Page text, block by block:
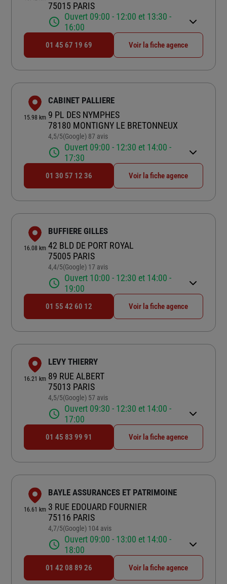
75015 PARIS
Ouvert 09:00 - 12:00 et 13:30 -
16:00
01 45 67 19 69 Voir la fiche agence
15.98 km
CABINET PALLIERE
9 PL DES NYMPHES
78180 MONTIGNY LE BRETONNEUX
4,5/5Note de 4.5 sur 5
(Google) 87 avis
Ouvert 09:00 - 12:30 et 14:00 -
17:30
01 30 57 12 36 Voir la fiche agence
16.08 km
BUFFIERE GILLES
42 BLD DE PORT ROYAL
75005 PARIS
4,4/5Note de 4.4 sur 5
(Google) 17 avis
Ouvert 10:00 - 12:30 et 14:00 -
19:00
01 55 42 60 12 Voir la fiche agence
16.21 km
LEVY THIERRY
89 RUE ALBERT
75013 PARIS
4,5/5Note de 4.5 sur 5
(Google) 57 avis
Ouvert 09:30 - 12:30 et 14:00 -
17:00
01 45 83 99 91 Voir la fiche agence
16.61 km
BAYLE ASSURANCES ET PATRIMOINE
3 RUE EDOUARD FOURNIER
75116 PARIS
4,7/5Note de 4.7 sur 5
(Google) 104 avis
Ouvert 09:00 - 13:00 et 14:00 -
18:00
01 42 08 89 26 Voir la fiche agence